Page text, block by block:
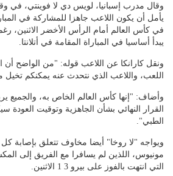
وقال مدرب إسبانيا، لويس دي لا فوينتي، في
يأمل أن يكون اللاعب جاهزا للمشاركة في
في كأس العالم أمام الرأس الأخضر الاثنين،
يبدأ أساسيا في المباراة المقامة في أتلانتا.
ونقل كارانكا عن اللاعب قوله: "من الواضح أن
اللعب، واللاعب الذي نتحدث عنه يمكنكم
وأضاف: "إنها كأس العالم الخاص به، والجميع
القرار النهائي بشأن الجاهزية وتوقيت العودة
الطبي".
ويواجه "لا روخا" أيضا مخاوف تتعلق بإصابة
مونيوس، اللذين لم يسافرا مع الفريق إلى
التي انتهت بالفوز على بيرو 3 1 الاثنين.